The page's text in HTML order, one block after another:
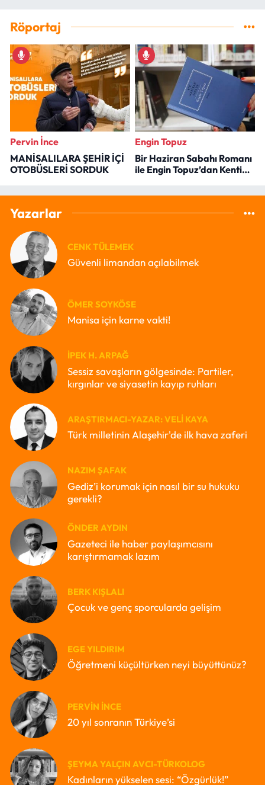
Röportaj
Pervin İnce
MANİSALILARA ŞEHİR İÇİ
OTOBÜSLERİ SORDUK
Engin Topuz
Bir Haziran Sabahı Romanı
ile Engin Topuz’dan Kenti
Yazarlar
CENK TÜLEMEK
Güvenli limandan açılabilmek
ÖMER SOYKÖSE
Manisa için karne vakti!
İPEK H. ARPAĞ
Sessiz savaşların gölgesinde: Partiler,
kırgınlar ve siyasetin kayıp ruhları
ARAŞTIRMACI-YAZAR: VELI KAYA
Türk milletinin Alaşehir'de ilk hava zaferi
NAZIM ŞAFAK
Gediz’i korumak için nasıl bir su hukuku
gerekli?
ÖNDER AYDIN
Gazeteci ile haber paylaşımcısını
karıştırmamak lazım
BERK KIŞLALI
Çocuk ve genç sporcularda gelişim
EGE YILDIRIM
Öğretmeni küçültürken neyi büyüttünüz?
PERVIN İNCE
20 yıl sonranın Türkiye’si
ŞEYMA YALÇIN AVCI-TÜRKOLOG
Kadınların yükselen sesi: “Özgürlük!”